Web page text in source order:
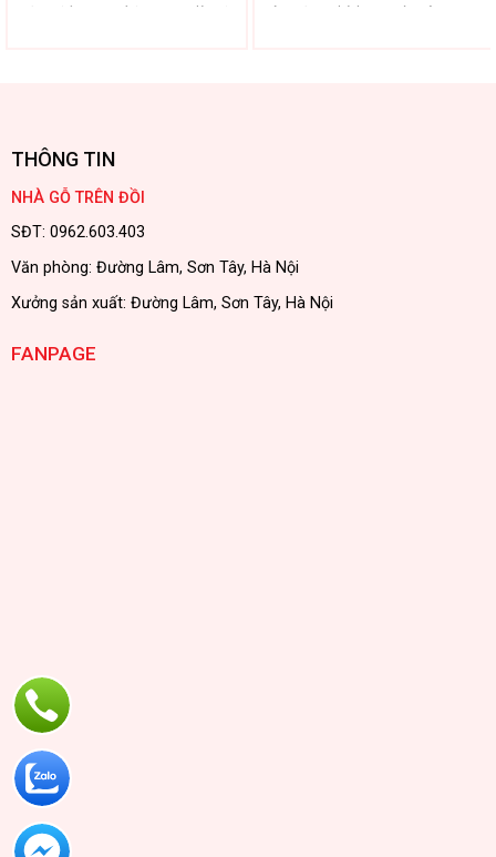
tường đất trang trí được xem là một
nên tường nhà hoặc các công
THÔNG TIN
NHÀ GỖ TRÊN ĐỒI
SĐT: 0962.603.403
Văn phòng: Đường Lâm, Sơn Tây, Hà Nội
Xưởng sản xuất: Đường Lâm, Sơn Tây, Hà Nội
FANPAGE